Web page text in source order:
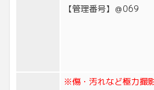
【管理番号】＠069
※傷・汚れなど極力撮